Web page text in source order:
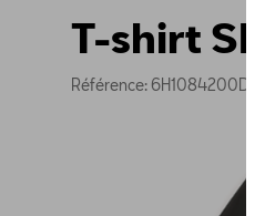
T-shirt
Référence: 6H1084200D